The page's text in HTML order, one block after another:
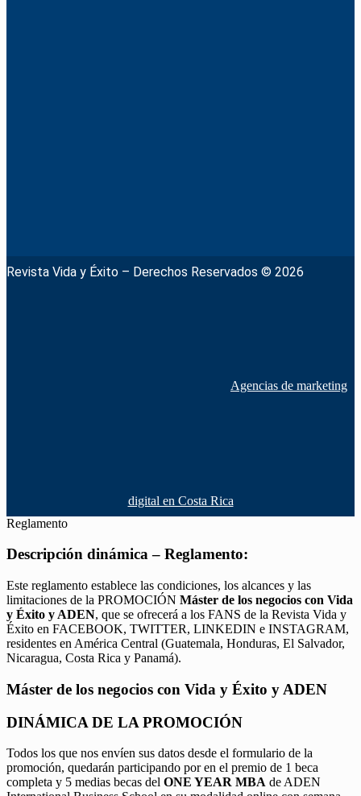
Revista Vida y Éxito – Derechos Reservados © 2026
Agencias de marketing
digital en Costa Rica
Reglamento
Descripción dinámica – Reglamento:
Este reglamento establece las condiciones, los alcances y las
limitaciones de la PROMOCIÓN Máster de los negocios con Vida
y Éxito y ADEN, que se ofrecerá a los FANS de la Revista Vida y
Éxito en FACEBOOK, TWITTER, LINKEDIN e INSTAGRAM,
residentes en América Central (Guatemala, Honduras, El Salvador,
Nicaragua, Costa Rica y Panamá).
Máster de los negocios con Vida y Éxito y ADEN
DINÁMICA DE LA PROMOCIÓN
Todos los que nos envíen sus datos desde el formulario de la
promoción, quedarán participando por en el premio de 1 beca
completa y 5 medias becas del ONE YEAR MBA de ADEN